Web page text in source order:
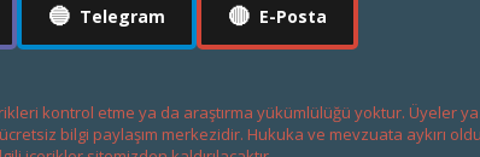
🔵 Telegram 🔴 E-Posta
kontrol etme ya da araştırma yükümlülüğü yoktur. Üyeler
bilgi paylaşım merkezidir. Hukuka ve mevzuata aykırı